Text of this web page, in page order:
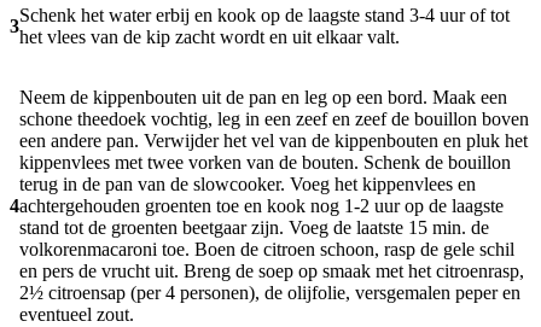
3
Schenk het water erbij en kook op de laagste stand 3-4 uur of tot
het vlees van de kip zacht wordt en uit elkaar valt.
4
Neem de kippenbouten uit de pan en leg op een bord. Maak een
schone theedoek vochtig, leg in een zeef en zeef de bouillon boven
een andere pan. Verwijder het vel van de kippenbouten en pluk het
kippenvlees met twee vorken van de bouten. Schenk de bouillon
terug in de pan van de slowcooker. Voeg het kippenvlees en
achtergehouden groenten toe en kook nog 1-2 uur op de laagste
stand tot de groenten beetgaar zijn. Voeg de laatste 15 min. de
volkorenmacaroni toe. Boen de citroen schoon, rasp de gele schil
en pers de vrucht uit. Breng de soep op smaak met het citroenrasp,
2½ citroensap (per 4 personen), de olijfolie, versgemalen peper en
eventueel zout.